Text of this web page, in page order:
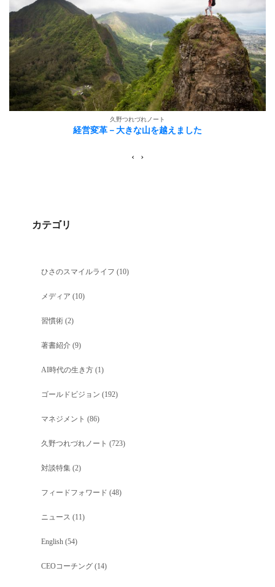
久野つれづれノート
経営変革－大きな山を越えました
‹ ›
カテゴリ
ひさのスマイルライフ (10)
メディア (10)
習慣術(2)
著書紹介(9)
AI時代の生き方(1)
ゴールドビジョン (192)
マネジメント (86)
久野つれづれノート (723)
対談特集(2)
フィードフォワード (48)
ニュース (11)
English(54)
CEOコーチング(14)